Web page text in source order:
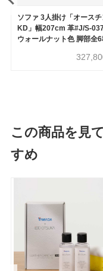
ソファ 3人掛け「オース
KD」幅207cm 革#J/S-037C
ウォールナット色
この商品を見
すめ